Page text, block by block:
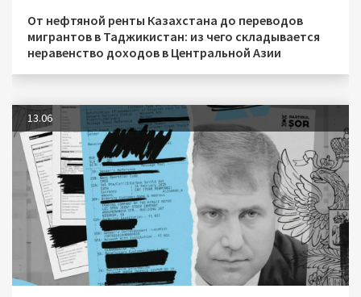
От нефтяной ренты Казахстана до переводов
мигрантов в Таджикистан: из чего складывается
неравенство доходов в Центральной Азии
13.06